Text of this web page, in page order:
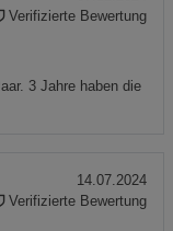
3 Jahre haben die
Verifizierte Bewertung
14.07.2024
Verifizierte Bewertung